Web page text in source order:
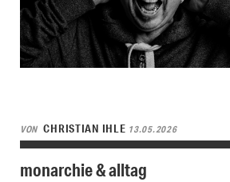
VON CHRISTIAN IHLE 13.05.2026
monarchie & alltag